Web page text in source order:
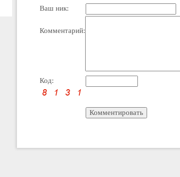
Ваш ник:
Комментарий:
Код: